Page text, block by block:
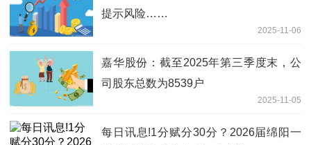
提示风险……
2025-11-06
嘉华股份：截至2025年第三季度末，公
司股东总数为8539户
2025-11-05
每日讯息!1分赋分30分？2026届绵阳一